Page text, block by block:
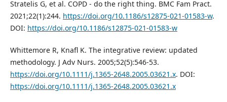
Stratelis G, et al. COPD - do the right thing. BMC Fam Pract.
2021;22(1):244. https://doi.org/10.1186/s12875-021-01583-w.
DOI: https://doi.org/10.1186/s12875-021-01583-w
Whittemore R, Knafl K. The integrative review: updated
methodology. J Adv Nurs. 2005;52(5):546-53.
https://doi.org/10.1111/j.1365-2648.2005.03621.x. DOI:
https://doi.org/10.1111/j.1365-2648.2005.03621.x